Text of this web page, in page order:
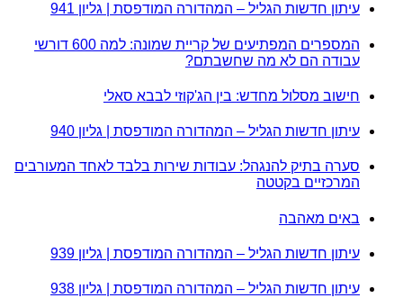
עיתון חדשות הגליל – המהדורה המודפסת | גליון 941
המספרים המפתיעים של קריית שמונה: למה 600 דורשי
עבודה הם לא מה שחשבתם?
חישוב מסלול מחדש: בין הג'קוזי לבבא סאלי
עיתון חדשות הגליל – המהדורה המודפסת | גליון 940
סערה בתיק להנגהל: עבודות שירות בלבד לאחד המעורבים
המרכזיים בקטטה
באים מאהבה
עיתון חדשות הגליל – המהדורה המודפסת | גליון 939
עיתון חדשות הגליל – המהדורה המודפסת | גליון 938